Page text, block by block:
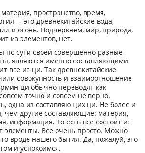
пространство, время,
– это древнекитайские вода,
и огонь. Подчеркнем, мир, природа,
из элементов, нет.
по сути своей совершенно разные
являются именно составляющими
все из ци. Так древнекитайские
совокупность и взаимоотношение
ци обычно переводят как
точно и совсем не верно.
одна из составляющих ци. Не более и
чем другие составляющие: материя,
информация. То есть все состоит из
элементы. Все очень просто. Можно
вроде нашего бытия. Да, пожалуй, это
и успокоимся.